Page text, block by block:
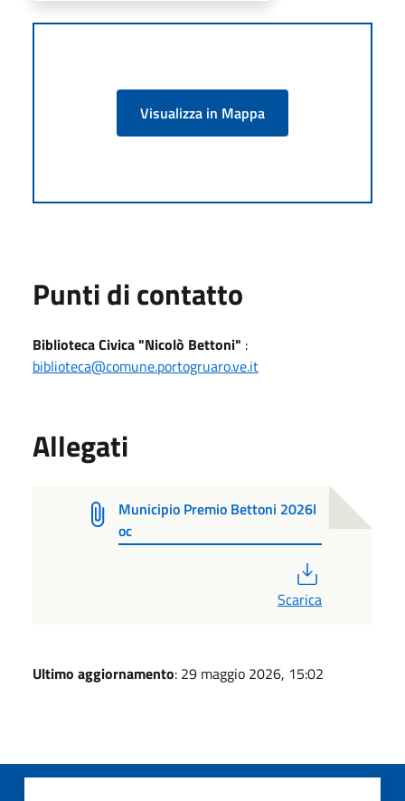
Visualizza in Mappa
Punti di contatto
Biblioteca Civica "Nicolò Bettoni" :
biblioteca@comune.portogruaro.ve.it
Allegati
Municipio Premio Bettoni 2026l
oc
Scarica
Ultimo aggiornamento: 29 maggio 2026, 15:02